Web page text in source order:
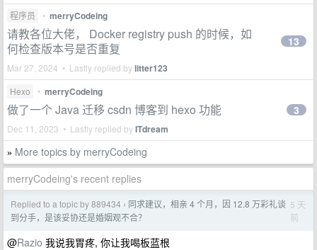
程序员 • merryCodeing
请教各位大佬， Docker registry push 的时候，如
何检查版本号是否重复
Mar 27, 2024 • Lastly replied bylitter123
13
Hexo • merryCodeing
做了一个 Java 迁移 csdn 博客到 hexo 功能
Dec 11, 2023 • Lastly replied byITdream
3
» More topics by merryCodeing
merryCodeing's recent replies
Replied to a topic by 889434 › 同求建议，相亲 4 个月，因 12.8 万彩礼谈
到分手，是该妥协还是婚姻观不合？
5 天
前
@Razio 我说我胃疼, 你让我喝板蓝根